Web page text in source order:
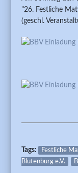
"26. Festliche
(geschl.
Tags: Festliche
Blutenburg e.V.